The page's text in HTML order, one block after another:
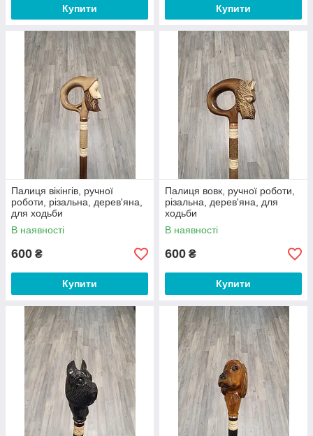
Купити Купити
Палиця вікінгів, ручної
роботи, різальна, дерев'яна,
для ходьби
В наявності
600 ₴
Купити
Палиця вовк, ручної роботи,
різальна, дерев'яна, для
ходьби
В наявності
600 ₴
Купити